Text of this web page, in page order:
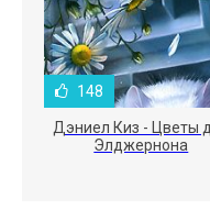
148
Дэниел Киз - Цветы
Элджернона